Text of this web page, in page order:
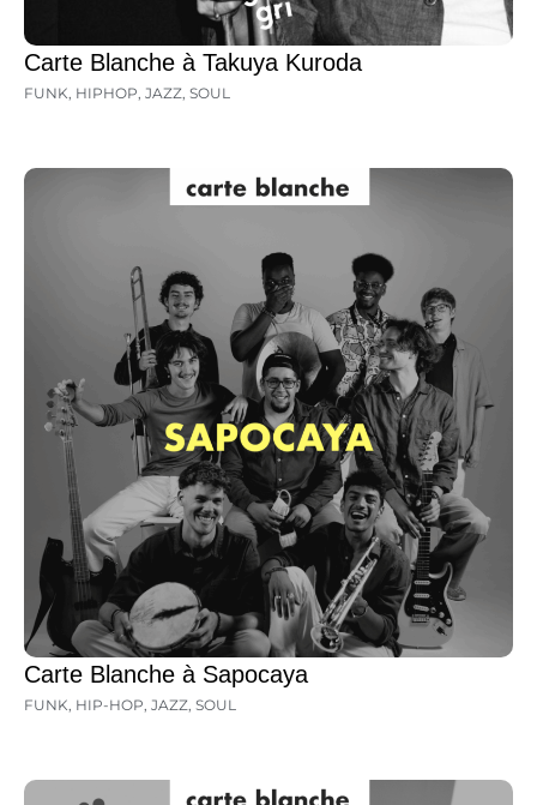
Carte Blanche à Takuya Kuroda
FUNK, HIPHOP, JAZZ, SOUL
Carte Blanche à Sapocaya
FUNK, HIP-HOP, JAZZ, SOUL